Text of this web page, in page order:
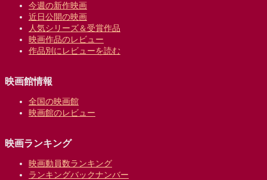
今週の新作映画
近日公開の映画
人気シリーズ＆受賞作品
映画作品のレビュー
作品別にレビューを読む
映画館情報
全国の映画館
映画館のレビュー
映画ランキング
映画動員数ランキング
ランキングバックナンバー